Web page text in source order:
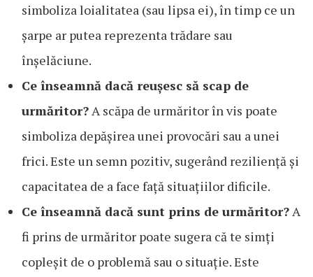
simboliza loialitatea (sau lipsa ei), în timp ce un
șarpe ar putea reprezenta trădare sau
înșelăciune.
Ce înseamnă dacă reușesc să scap de
urmăritor? A scăpa de urmăritor în vis poate
simboliza depășirea unei provocări sau a unei
frici. Este un semn pozitiv, sugerând reziliență și
capacitatea de a face față situațiilor dificile.
Ce înseamnă dacă sunt prins de urmăritor? A
fi prins de urmăritor poate sugera că te simți
copleșit de o problemă sau o situație. Este